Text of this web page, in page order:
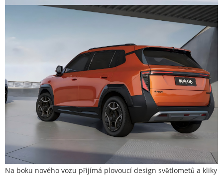
Na boku nového vozu přijímá plovoucí design světlometů a kliky